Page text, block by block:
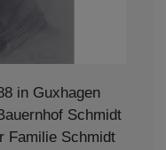
in Guxhagen
Schmidt
Familie Schmidt